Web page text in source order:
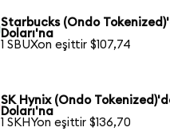
Starbucks (Ondo
Doları'na
1 SBUXon eşittir $107,74
SK Hynix (Ondo
Doları'na
1 SKHYon eşittir $136,70